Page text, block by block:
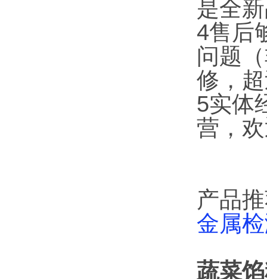
是全
4售后
问题
修，
5实体
营，
产品
金属
蔬菜